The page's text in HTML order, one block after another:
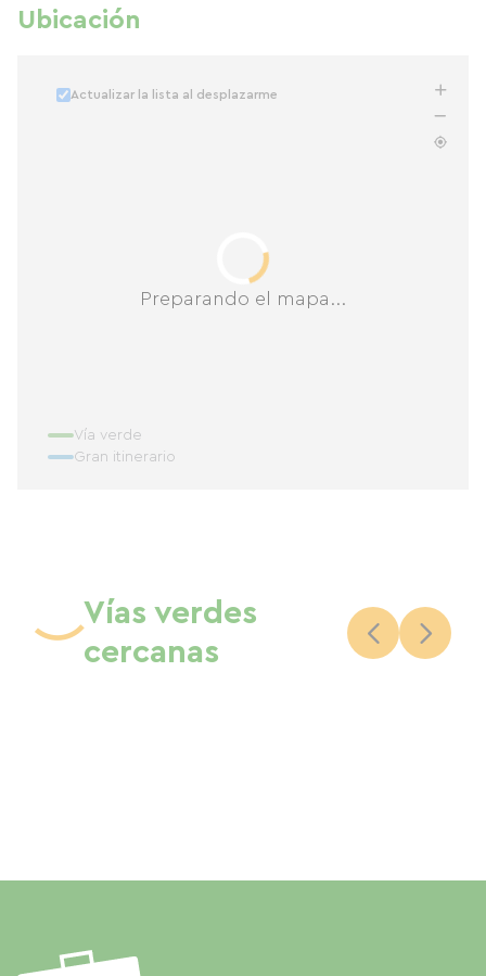
Ubicación
Preparando el mapa...
Actualizar la lista al desplazarme
Vía verde
Gran itinerario
Vías verdes
cercanas